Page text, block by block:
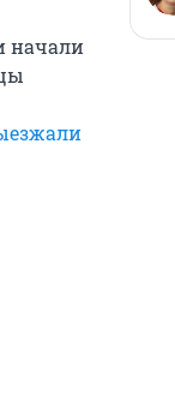
начали